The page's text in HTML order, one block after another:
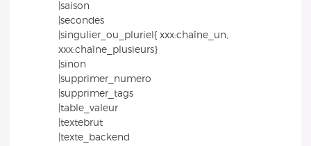
|saison
|secondes
|singulier_ou_pluriel{ xxx:chaîne_un,
xxx:chaîne_plusieurs}
|sinon
|supprimer_numero
|supprimer_tags
|table_valeur
|textebrut
|texte_backend